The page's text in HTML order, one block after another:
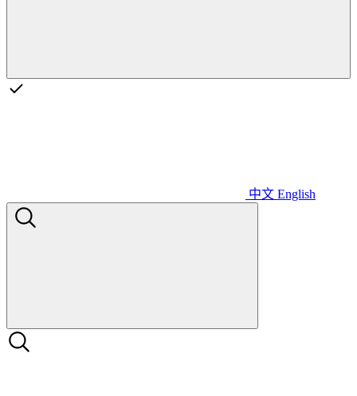
中文 English